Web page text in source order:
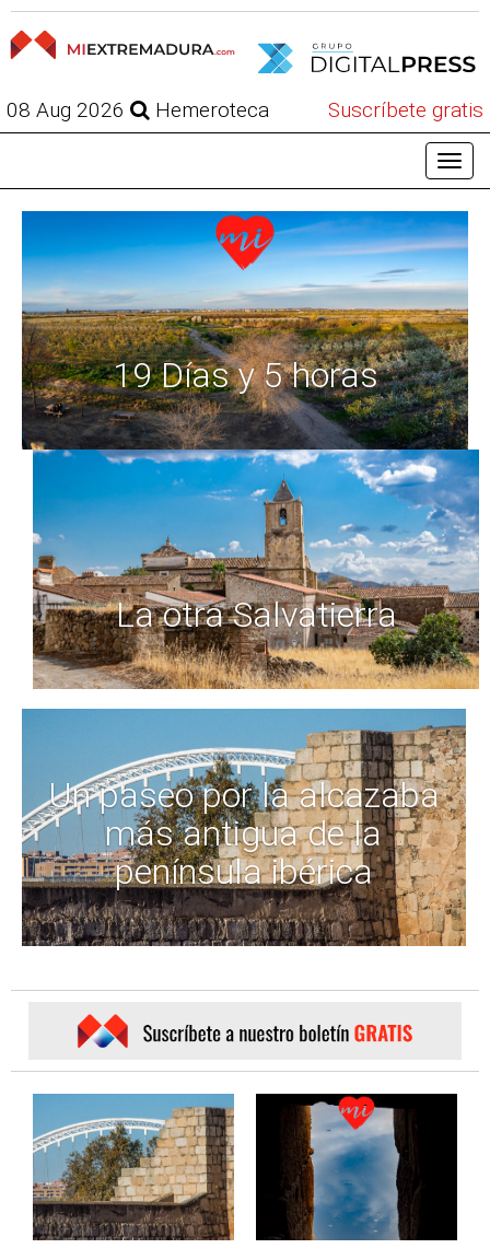
08 Aug 2026 Hemeroteca Suscríbete gratis
19 Días y 5 horas
La otra Salvatierra
Un paseo por la alcazaba
más antigua de la
península ibérica